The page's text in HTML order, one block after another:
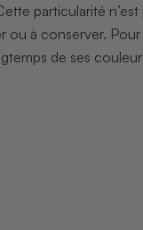
particularité
à conserver.
de ses